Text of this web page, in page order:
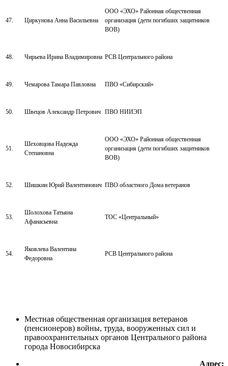
47. Циркунова Анна Васильевна
ООО «ЭХО» Районная общественная
организация (дети погибших защитников
ВОВ)
48. Чирьева Ирина Владимировна РСВ Центрального района
49. Чемарова Тамара Павловна ПВО «Сибирский»
50. Швецов Александр Петрович ПВО НИИЭП
51.
Шеховцова Надежда
Степановна
ООО «ЭХО» Районная общественная
организация (дети погибших защитников
ВОВ)
52. Шишкин Юрий Валентинович ПВО областного Дома ветеранов
53.
Шолохова Татьяна
Афанасьевна
ТОС «Центральный»
54.
Яковлева Валентина
Федоровна
РСВ Центрального района
Местная общественная организация ветеранов
(пенсионеров) войны, труда, вооруженных сил и
правоохранительных органов Центрального района
города Новосибирска
Адрес: